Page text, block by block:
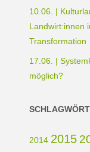
10.06. |
Landwirt:innen
17.06. |
möglich?
2014 2015